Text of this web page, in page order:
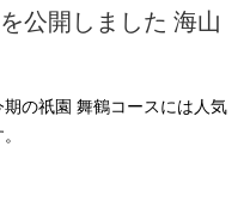
公開しました 海山
の祇園 舞鶴コースには人気